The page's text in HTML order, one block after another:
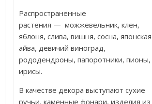
Распространенные
растения — можжевельник, клен,
яблоня, слива, вишня, сосна, японская
айва, девичий виноград,
рододендроны, папоротники, пионы,
ирисы.
В качестве декора выступают сухие
ручьи, каменные фонари, изделия из